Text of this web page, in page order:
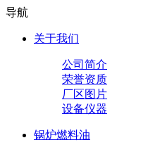
导航
关于我们
公司简介
荣誉资质
厂区图片
设备仪器
锅炉燃料油